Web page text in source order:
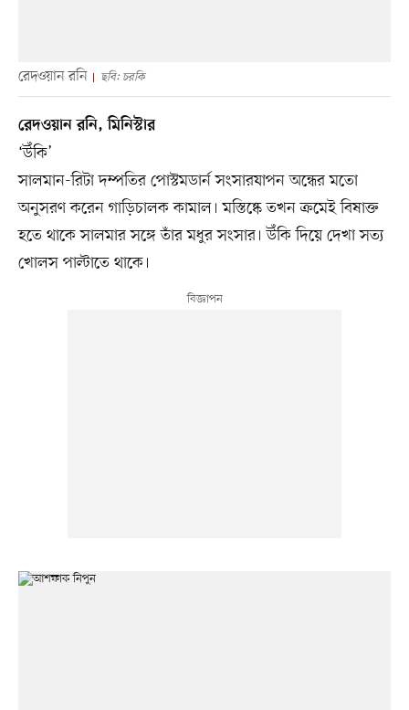
রেদওয়ান রনি ছবি: চরকি
রেদওয়ান রনি, মিনিস্টার
‘উঁকি’
সালমান-রিটা দম্পতির পোস্টমডার্ন সংসারযাপন অন্ধের মতো
অনুসরণ করেন গাড়িচালক কামাল। মস্তিষ্কে তখন ক্রমেই বিষাক্ত
হতে থাকে সালমার সঙ্গে তাঁর মধুর সংসার। উঁকি দিয়ে দেখা সত্য
খোলস পাল্টাতে থাকে।